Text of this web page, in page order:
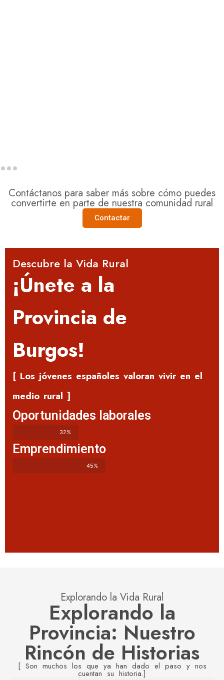
Contáctanos para saber más sobre cómo puedes
convertirte en parte de nuestra comunidad rural
Contactar
Descubre la Vida Rural
¡Únete a la
Provincia de
Burgos!
[ Los jóvenes españoles valoran vivir en el
medio rural ]
Oportunidades laborales
32%
Emprendimiento
45%
Explorando la Vida Rural
Explorando la
Provincia: Nuestro
Rincón de Historias
[ Son muchos los que ya han dado el paso y nos
cuentan su historia.]